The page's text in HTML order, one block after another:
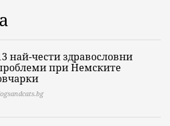
най-чести здравословни
при Немските